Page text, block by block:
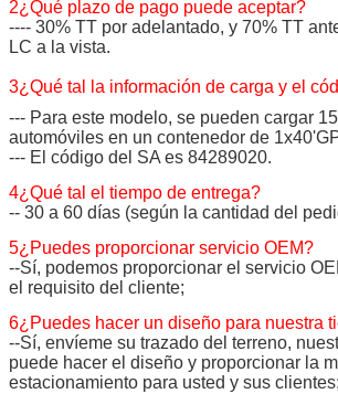
2¿Qué plazo de pago puede aceptar?
---- 30% TT por adelantado, y 70% TT
LC a la vista.
3¿Qué tal la información de carga y el
--- Para este modelo, se pueden cargar
automóviles en un contenedor de
--- El código del SA es 84289020.
4¿Qué tal el tiempo de entrega?
-- 30 a 60 días (según la cantidad del
5¿Puedes proporcionar servicio OEM?
--Sí, podemos proporcionar el servicio
el requisito del cliente;
6¿Puedes hacer un diseño para nuestra
--Sí, envíeme su trazado del terreno,
puede hacer el diseño y proporcionar la
estacionamiento para usted y sus clientes;